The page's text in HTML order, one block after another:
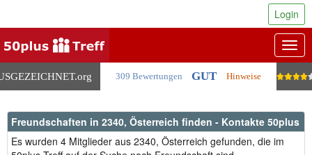
.org 309 Bewertungen GUT Hinweise
Login
Freundschaften in 2340, Österreich finden - Kontakte 50plus
Es wurden 4 Mitglieder aus 2340, Österreich gefunden, die im